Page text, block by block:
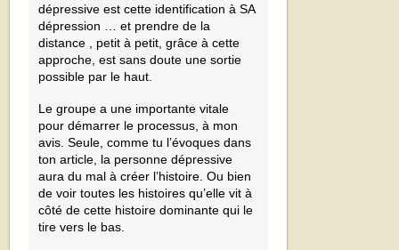
dépressive est cette identification à SA
dépression … et prendre de la
distance , petit à petit, grâce à cette
approche, est sans doute une sortie
possible par le haut.
Le groupe a une importante vitale
pour démarrer le processus, à mon
avis. Seule, comme tu l’évoques dans
ton article, la personne dépressive
aura du mal à créer l’histoire. Ou bien
de voir toutes les histoires qu’elle vit à
côté de cette histoire dominante qui le
tire vers le bas.